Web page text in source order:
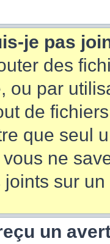
je pas
des
ou par
de
que seul
vous ne
sur un
un